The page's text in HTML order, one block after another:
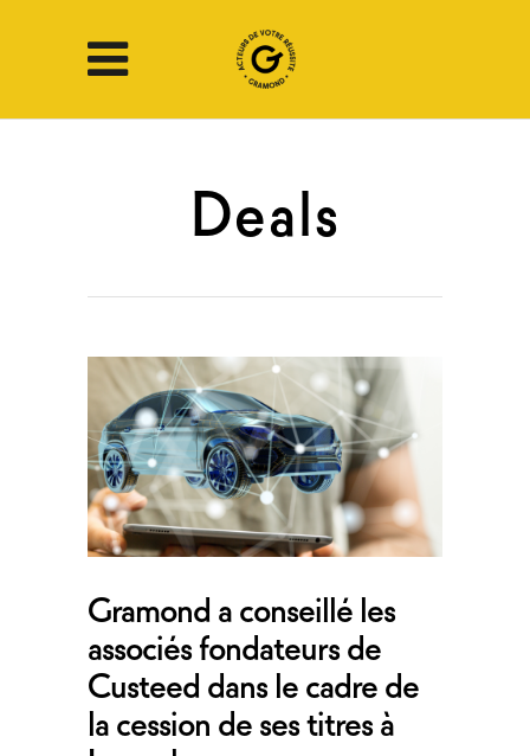
Deals
Gramond a conseillé les
associés fondateurs de
Custeed dans le cadre de
la cession de ses titres à